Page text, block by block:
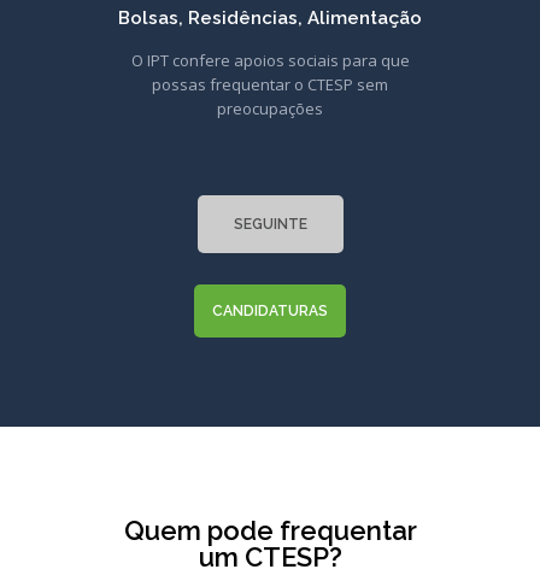
Bolsas, Residências, Alimentação
O IPT confere apoios sociais para que
possas frequentar o CTESP sem
preocupações
SEGUINTE
CANDIDATURAS
Quem pode frequentar
um CTESP?